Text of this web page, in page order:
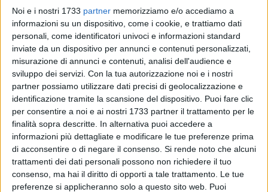
Noi e i nostri 1733 partner memorizziamo e/o accediamo a
informazioni su un dispositivo, come i cookie, e trattiamo dati
personali, come identificatori univoci e informazioni standard
inviate da un dispositivo per annunci e contenuti personalizzati,
misurazione di annunci e contenuti, analisi dell'audience e
sviluppo dei servizi. Con la tua autorizzazione noi e i nostri
partner possiamo utilizzare dati precisi di geolocalizzazione e
identificazione tramite la scansione del dispositivo. Puoi fare clic
per consentire a noi e ai nostri 1733 partner il trattamento per le
finalità sopra descritte. In alternativa puoi accedere a
informazioni più dettagliate e modificare le tue preferenze prima
di acconsentire o di negare il consenso. Si rende noto che alcuni
trattamenti dei dati personali possono non richiedere il tuo
consenso, ma hai il diritto di opporti a tale trattamento. Le tue
preferenze si applicheranno solo a questo sito web. Puoi
Dopo la presentazione dell'evento Pasqua a Molfetta: Un
viaggio tra arte, sapori e tradizioni
svoltosi il 26 febbraio, il
Ristorante Pizzeria Il Vecchio Gazebo è pronto a bissare
l'iniziativa.
Il nuovo appuntamento gastronomico che si svolgerà lunedì
31marzo alle ore 20.30, oltre ad essere un'opportunità per
degustare i piatti tipici della quaresima molfettese è anche
l'occasione per ascoltare stralci delle tradizionali marce
funebri eseguite dal quintetto di fiati dell'Associazione
Culturale Musicale S. Cecilia di Molfetta.